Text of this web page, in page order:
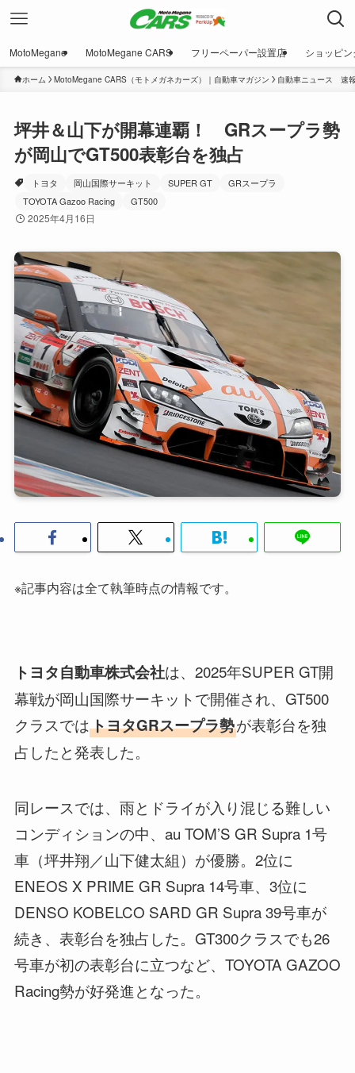
MotoMegane MotoMegane CARS フリーペーパー設置店 ショッピン
ホーム MotoMegane CARS（モトメガネカーズ）｜自動車マガジン 自動車ニュース 速
坪井＆山下が開幕連覇！ GRスープラ勢
が岡山でGT500表彰台を独占
トヨタ 岡山国際サーキット SUPER GT
GRスープラ
TOYOTA Gazoo Racing
GT500
2025年4月16日
※記事内容は全て執筆時点の情報です。
トヨタ自動車株式会社は、2025年SUPER GT開
幕戦が岡山国際サーキットで開催され、GT500
クラスではトヨタGRスープラ勢が表彰台を独
占したと発表した。
同レースでは、雨とドライが入り混じる難しい
コンディションの中、au TOM’S GR Supra 1号
車（坪井翔／山下健太組）が優勝。2位に
ENEOS X PRIME GR Supra 14号車、3位に
DENSO KOBELCO SARD GR Supra 39号車が
続き、表彰台を独占した。GT300クラスでも26
号車が初の表彰台に立つなど、TOYOTA GAZOO
Racing勢が好発進となった。